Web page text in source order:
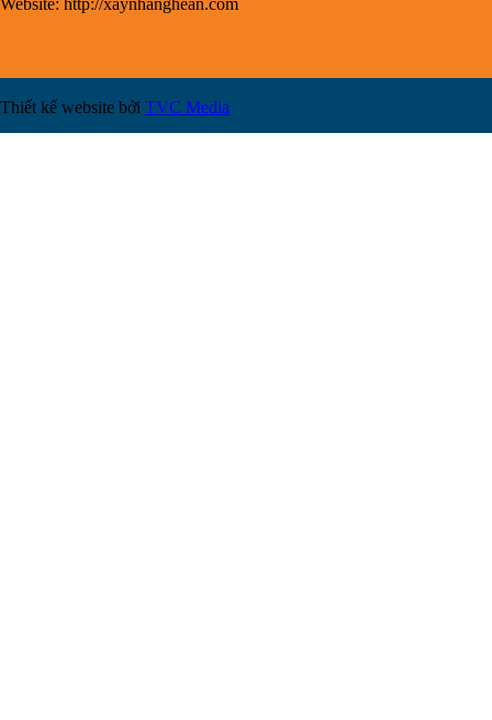
Website: http://xaynhanghean.com
Thiết kế website bởi TVC Media